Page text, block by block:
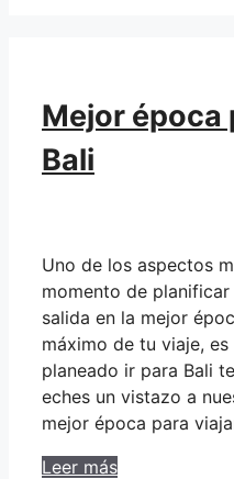
Mejor época
Bali
Uno de los aspectos
momento de
salida en la mejor
máximo de tu viaje,
planeado ir para Bali
eches un vistazo a
mejor época para
Leer más